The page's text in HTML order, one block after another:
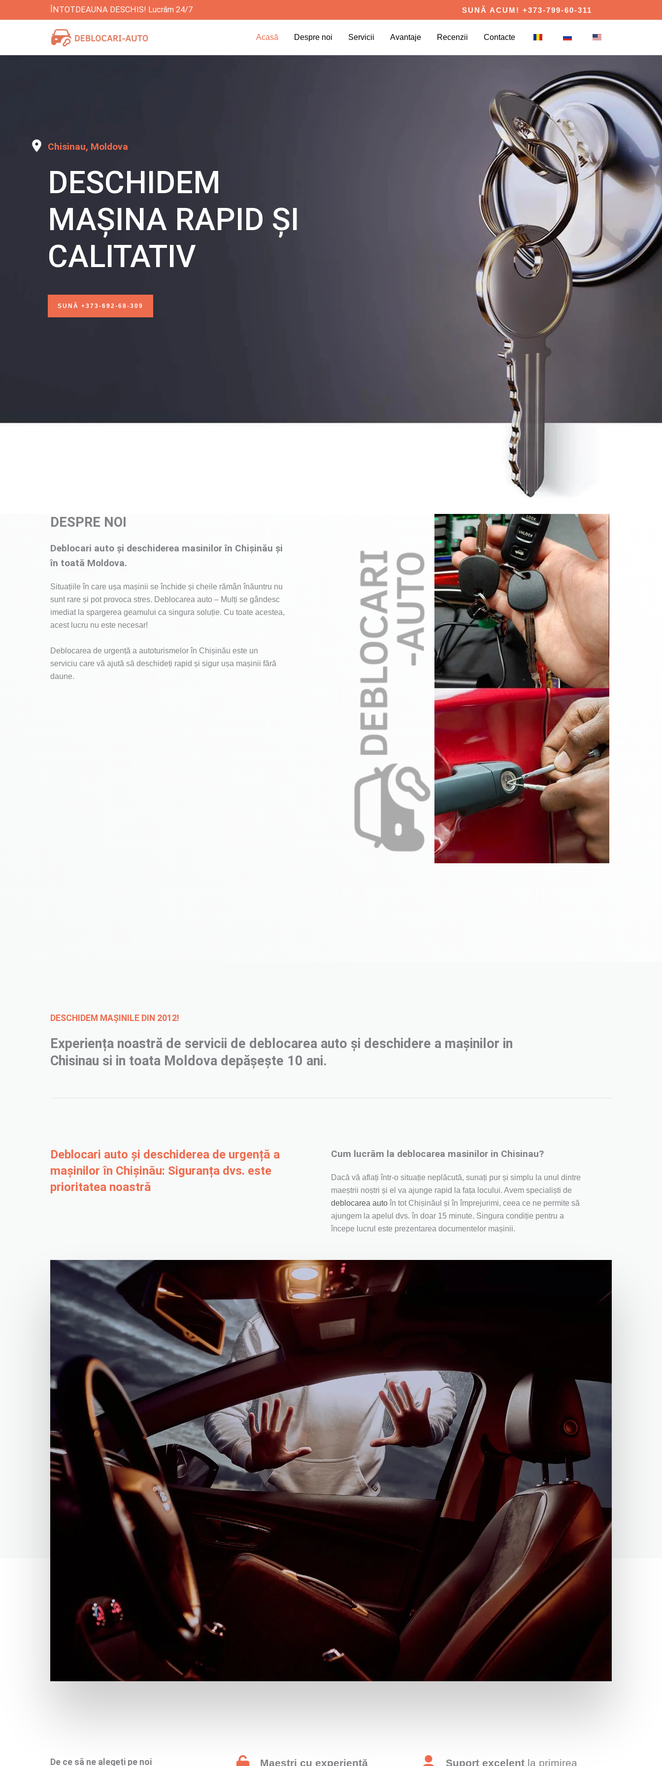
to
ÎNTOTDEAUNA DESCHIS! Lucrăm 24/7 SUNĂ ACUM! +373-799-60-311
Acasă Despre noi Servicii Avantaje Recenzii Contacte
Chisinau, Moldova
DESCHIDEM
MAȘINA RAPID ȘI
CALITATIV
SUNĂ +373-692-68-309
DESPRE NOI
Deblocari auto și deschiderea masinilor în Chișinău și
în toată Moldova.
Situațiile în care ușa mașinii se închide și cheile rămân înăuntru nu
sunt rare și pot provoca stres. Deblocarea auto – Mulți se gândesc
imediat la spargerea geamului ca singura soluție. Cu toate acestea,
acest lucru nu este necesar!
Deblocarea de urgență a autoturismelor în Chișinău este un
serviciu care vă ajută să deschideți rapid și sigur ușa mașinii fără
daune.
DESCHIDEM MAȘINILE DIN 2012!
Experiența noastră de servicii de deblocarea auto și deschidere a mașinilor in
Chisinau si in toata Moldova depășește 10 ani.
Deblocari auto și deschiderea de urgență a
mașinilor în Chișinău: Siguranța dvs. este
prioritatea noastră
Cum lucrăm la deblocarea masinilor in Chisinau?
Dacă vă aflați într-o situație neplăcută, sunați pur și simplu la unul dintre
maeștrii noștri și el va ajunge rapid la fața locului. Avem specialiști de
deblocarea auto în tot Chișinăul și în împrejurimi, ceea ce ne permite să
ajungem la apelul dvs. în doar 15 minute. Singura condiție pentru a
începe lucrul este prezentarea documentelor mașinii.
De ce să ne alegeți pe noi Maeștri cu experiență Suport excelent la primirea